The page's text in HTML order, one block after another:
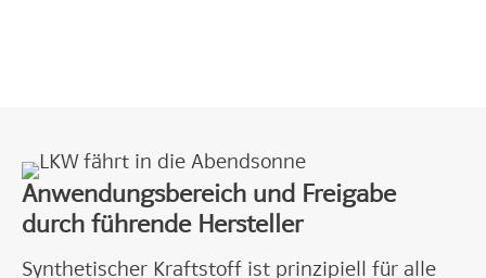
Anwendungsbereich und Freigabe
durch führende Hersteller
Synthetischer Kraftstoff ist prinzipiell für alle